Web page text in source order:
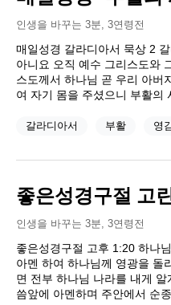
인생을 바꾸는 3분 3연령전
매일성경 갈라디아서 묵상 2
아니요 오직 예수 그리스도와
스도께서 하나님 곧 우리 아버
여 자기 몸을 주셨으니 부활의
갈라디아서 부활 영
좋은성경구절 고
인생을 바꾸는 3분 3연령전
좋은성경구절 고후 1:20 하나
아멘 하여 하나님께 영광을 돌
면 전부 하나님 나라를 내게
씀앞에 아멘하며 주안에서 순